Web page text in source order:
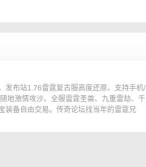
发布站1.76雷霆复古服高度还原。支持手机/
地激情攻沙。全服雷霆圣兽、九重雷劫、千
装备自由交易。传奇论坛找当年的雷霆兄